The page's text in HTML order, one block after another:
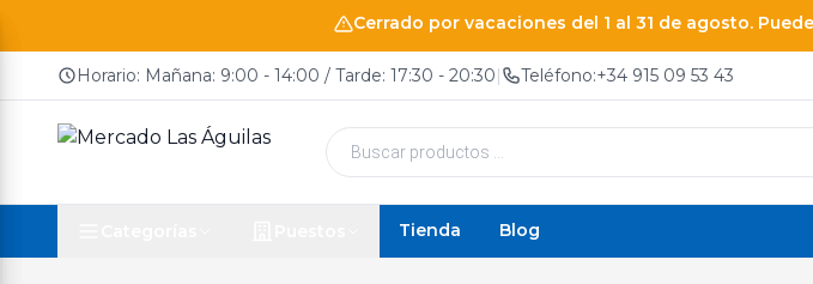
Cerrado por vacaciones del 1 al 31 de agosto.
Horario: Mañana: 9:00 - 14:00 / Tarde: 17:30 - 20:30| Teléfono:+34 915 09 53 43
Búsqueda
productos
Tienda Blog